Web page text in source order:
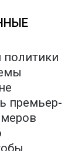
политики
премьер-